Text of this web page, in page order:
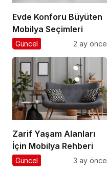
Evde Konforu Büyüten
Mobilya Seçimleri
Güncel 2 ay önce
Zarif Yaşam Alanları
İçin Mobilya Rehberi
Güncel 3 ay önce